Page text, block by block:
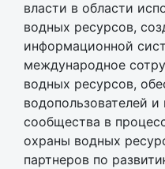
власти в области
водных ресурсов,
информационной
международное
водных ресурсов,
водопользователей и
сообщества в
охраны водных
партнеров по